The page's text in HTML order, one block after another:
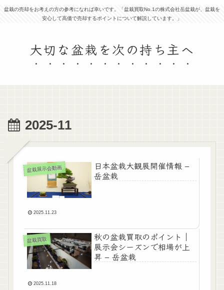
盆栽の売却をお考えの方の参考になれば幸いです。「盆栽買取No.1の株式会社岳盆栽が、盆栽を
安心して高価で売却するポイントについて解説しています。」
大切な盆栽を次の持ち主へ
2025-11
盆栽展示会動画
日本盆栽大観展開催情報 –
岳盆栽
2025.11.23
盆栽買取
秋の盆栽買取のポイント｜
展示会シーズンで相場が上
昇 – 岳盆栽
2025.11.18